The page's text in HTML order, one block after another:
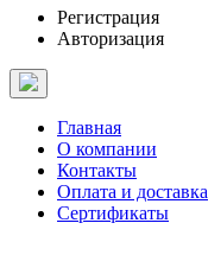
Регистрация
Авторизация
Главная
О компании
Контакты
Оплата и доставка
Сертификаты